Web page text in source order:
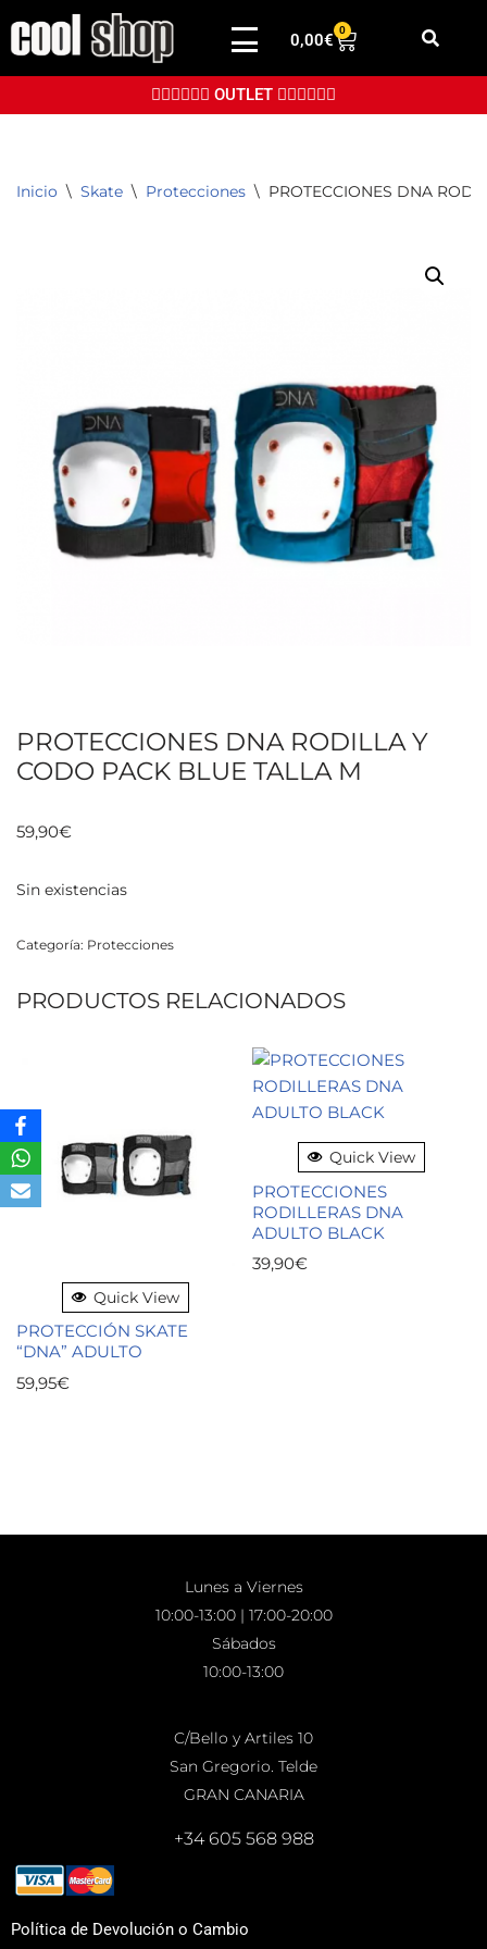
Saltar
contenido
0,00€
0
👉🏼👉🏼👉🏼 OUTLET 👈🏼👈🏼👈🏼
Inicio \ Skate \ Protecciones \ PROTECCIONES DNA
PROTECCIONES DNA RODILLA Y
CODO PACK BLUE TALLA M
59,90€
Sin existencias
Categoría: Protecciones
PRODUCTOS RELACIONADOS
Quick View
PROTECCIÓN SKATE
“DNA” ADULTO
59,95€
Quick View
PROTECCIONES
RODILLERAS DNA
ADULTO BLACK
39,90€
Lunes a Viernes
10:00-13:00 | 17:00-20:00
Sábados
10:00-13:00
C/Bello y Artiles 10
San Gregorio. Telde
GRAN CANARIA
+34 605 568 988
Política de Devolución o Cambio